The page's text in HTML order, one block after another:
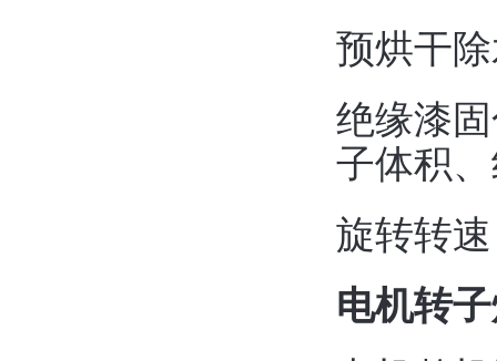
预烘干
绝缘漆
子体积
旋转转
电机转